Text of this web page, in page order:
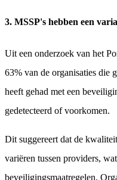
3. MSSP's hebben een
Uit een onderzoek van het
63% van de organisaties die
heeft gehad met een
gedetecteerd of voorkomen.
Dit suggereert dat de
variëren tussen providers,
beveiligingsmaatregelen.